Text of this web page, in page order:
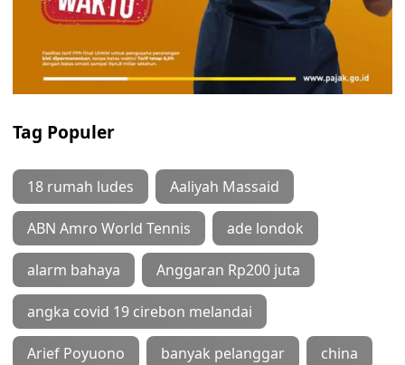
Tag Populer
18 rumah ludes Aaliyah Massaid
ABN Amro World Tennis ade londok
alarm bahaya Anggaran Rp200 juta
angka covid 19 cirebon melandai
Arief Poyuono banyak pelanggar china